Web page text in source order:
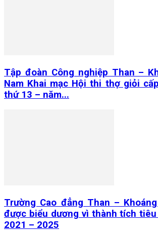
Tập đoàn Công nghiệp Than –
Nam Khai mạc Hội thi thợ giỏi
thứ 13 – năm...
Trường Cao đẳng Than –
được biểu dương vì thành tích
2021 – 2025